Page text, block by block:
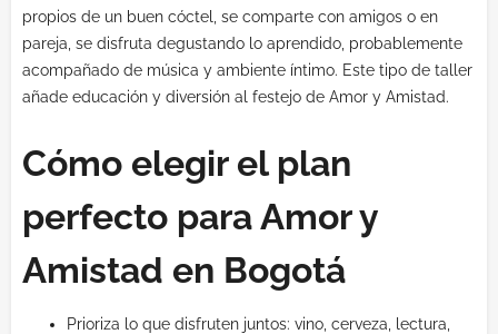
propios de un buen cóctel, se comparte con amigos o en
pareja, se disfruta degustando lo aprendido, probablemente
acompañado de música y ambiente íntimo. Este tipo de taller
añade educación y diversión al festejo de Amor y Amistad.
Cómo elegir el plan
perfecto para Amor y
Amistad en Bogotá
Prioriza lo que disfruten juntos: vino, cerveza, lectura,